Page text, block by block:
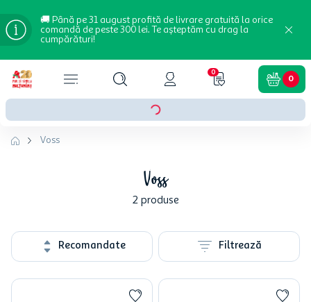
🚚 Până pe 31 august profită de livrare gratuită la orice
comandă de peste 300 lei. Te așteptăm cu drag la
cumpărături!
0
0
Voss
Voss
2 produse
Recomandate Filtrează